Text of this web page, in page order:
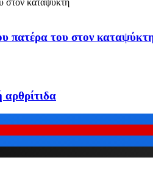
πατέρα του στον